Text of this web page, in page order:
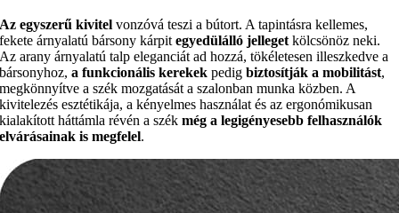
Az egyszerű kivitel vonzóvá teszi a bútort. A tapintásra kellemes,
fekete árnyalatú bársony kárpitegyedülálló jelleget kölcsönöz neki.
Az arany árnyalatú talp eleganciát ad hozzá, tökéletesen illeszkedve a
bársonyhoz,a funkcionális kerekek pedigbiztosítják a mobilitást,
megkönnyítve a szék mozgatását a szalonban munka közben. A
kivitelezés esztétikája, a kényelmes használat és az ergonómikusan
kialakított háttámla révén a székmég a legigényesebb felhasználók
elvárásainak is megfelel.